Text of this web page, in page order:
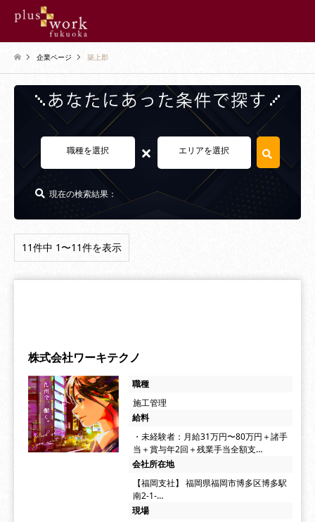
企業ページ 築上郡
職種を選択 × エリアを選択
現在の検索結果：
11件中 1〜11件を表示
株式会社ワーキテクノ
職種
施工管理
給料
・未経験者：月給31万円〜80万円＋諸手
当＋賞与年2回＋残業手当全額支…
会社所在地
【福岡支社】 福岡県福岡市博多区博多駅
南2-1-…
現場